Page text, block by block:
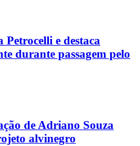
e destaca
durante passagem pelo
de Adriano Souza
alvinegro